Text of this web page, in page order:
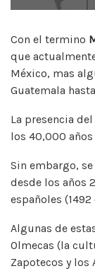
Con el termino
que
México, mas
Guatemala
La presencia
los 40,000 años
Sin embargo,
desde los años
españoles (1492
Algunas de
Olmecas (la
Zapotecos y los